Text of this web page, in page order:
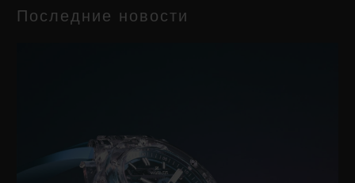
Последние новости